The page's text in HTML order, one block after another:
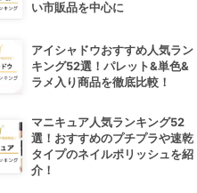
い市販品を中心に
アイシャドウおすすめ人気ラン
キング52選！パレット&単色&
ラメ入り商品を徹底比較！
マニキュア人気ランキング52
選！おすすめのプチプラや速乾
タイプのネイルポリッシュを紹
介！